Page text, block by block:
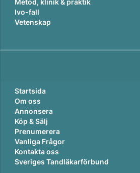
Metod, klinik & praktik
Ivo-fall
Vetenskap
Startsida
Om oss
Annonsera
Köp & Sälj
Prenumerera
Vanliga Frågor
Kontakta oss
Sveriges Tandläkarförbund